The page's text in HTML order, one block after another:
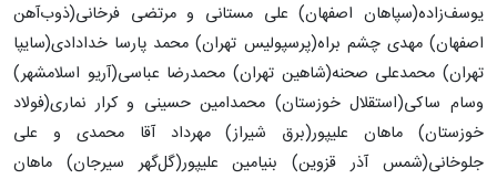
یوسف‌زاده(سپاهان اصفهان) علی مستانی و مرتضی فرخانی(ذوب‌آهن
اصفهان) مهدی چشم‌ براه(پرسپولیس تهران) محمد پارسا خدادادی(سایپا
تهران) محمدعلی صحنه(شاهین تهران) محمدرضا عباسی(آریو اسلامشهر)
وسام ساکی(استقلال خوزستان) محمدامین حسینی و کرار نماری(فولاد
خوزستان) ماهان علیپور(برق شیراز) مهرداد آقا محمدی و علی
جلوخانی(شمس آذر قزوین) بنیامین علیپور(گل‌گهر سیرجان) ماهان